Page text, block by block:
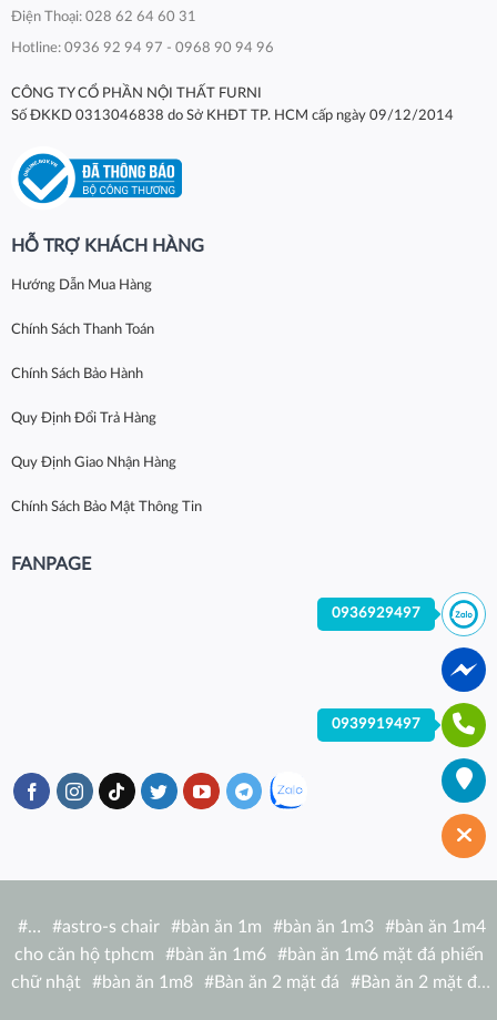
Điện Thoại: 028 62 64 60 31
Hotline: 0936 92 94 97 - 0968 90 94 96
CÔNG TY CỔ PHẦN NỘI THẤT FURNI
Số ĐKKD 0313046838 do Sở KHĐT TP. HCM cấp ngày 09/12/2014
HỖ TRỢ KHÁCH HÀNG
Hướng Dẫn Mua Hàng
Chính Sách Thanh Toán
Chính Sách Bảo Hành
Quy Định Đổi Trả Hàng
Quy Định Giao Nhận Hàng
Chính Sách Bảo Mật Thông Tin
FANPAGE
#… #astro-s chair #bàn ăn 1m #bàn ăn 1m3 #bàn ăn 1m4
cho căn hộ tphcm
#bàn ăn 1m6 #bàn ăn 1m6 mặt đá phiến
chữ nhật
#bàn ăn 1m8 #Bàn ăn 2 mặt đá #Bàn ăn 2 mặt đá
0936929497
0939919497